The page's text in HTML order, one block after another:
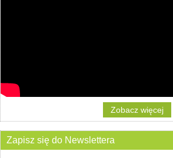
Zobacz więcej
Zapisz się do Newslettera